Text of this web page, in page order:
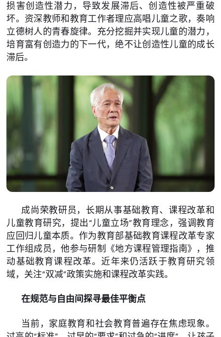
损害创造性潜力，导致发展滞后、创造性被严重破
坏。资深教师和教育工作者理应高唱儿童之歌，奏响
立德树人的青春旋律。充分挖掘并实现儿童的潜力，
培育富有创造力的下一代，绝不让创造性儿童的成长
滞后。
成尚荣教研员，长期从事基础教育、课程改革和
儿童教育研究，提出“儿童立场”教育理念，强调教育
应回归儿童本质。作为教育部基础教育课程改革专家
工作组成员，他参与研制《地方课程管理指南》，推
动基础教育课程改革。近年来仍活跃于教育研究领
域，关注“双减”政策实施和课程改革实践。
在规范与自由间探寻最佳平衡点
当前，家庭教育和社会教育普遍存在焦虑现象。